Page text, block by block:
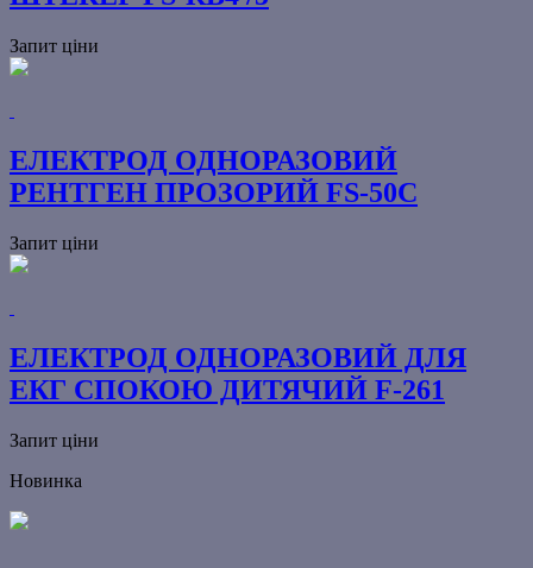
Запит ціни
ЕЛЕКТРОД ОДНОРАЗОВИЙ
РЕНТГЕН ПРОЗОРИЙ FS-50С
Запит ціни
ЕЛЕКТРОД ОДНОРАЗОВИЙ ДЛЯ
ЕКГ СПОКОЮ ДИТЯЧИЙ F-261
Запит ціни
Новинка